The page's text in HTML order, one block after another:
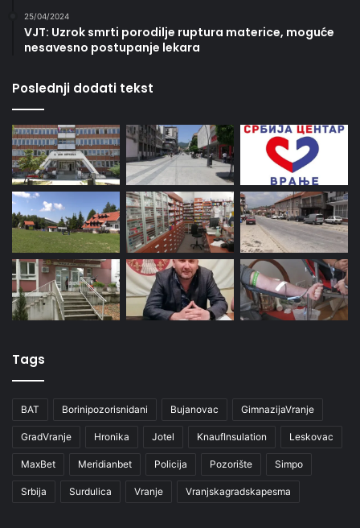
25/04/2024
VJT: Uzrok smrti porodilje ruptura materice, moguće
nesavesno postupanje lekara
Poslednji dodati tekst
Tags
BAT Borinipozorisnidani Bujanovac GimnazijaVranje
GradVranje Hronika Jotel KnaufInsulation Leskovac
MaxBet Meridianbet Policija Pozorište Simpo
Srbija Surdulica Vranje Vranjskagradskapesma